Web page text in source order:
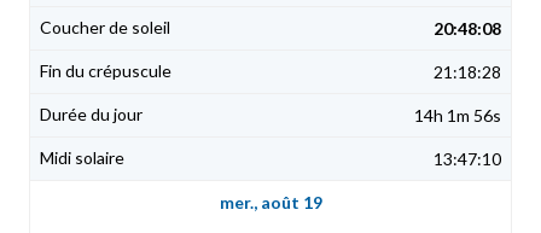
20:48:08
21:18:28
14h 1m 56s
13:47:10
mer., août 19